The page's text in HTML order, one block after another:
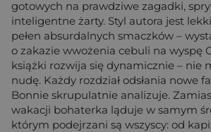
gotowych na prawdziwe zagadki,
inteligentne żarty. Styl autora jest
pełen absurdalnych smaczków –
o zakazie wwożenia cebuli na wyspę
książki rozwija się dynamicznie – nie
nudę. Każdy rozdział odsłania nowe
Bonnie skrupulatnie analizuje.
wakacji bohaterka ląduje w samym
którym podejrzani są wszyscy: od